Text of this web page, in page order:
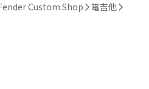
Custom Shop 電吉他